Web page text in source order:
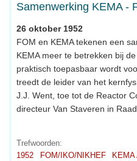
Samenwerking KEMA -
26 oktober 1952
FOM en KEMA tekenen een
KEMA meer te betrekken bij
praktisch toepasbaar wordt
treedt de leider van het
J.J. Went, toe tot de Reactor
directeur Van Staveren in
Trefwoorden:
1952
FOM/IKO/NIKHEF KEMA